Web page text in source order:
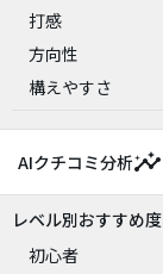
打感
方向性
構えやすさ
AIクチコミ分析insights
レベル別おすすめ度
初心者